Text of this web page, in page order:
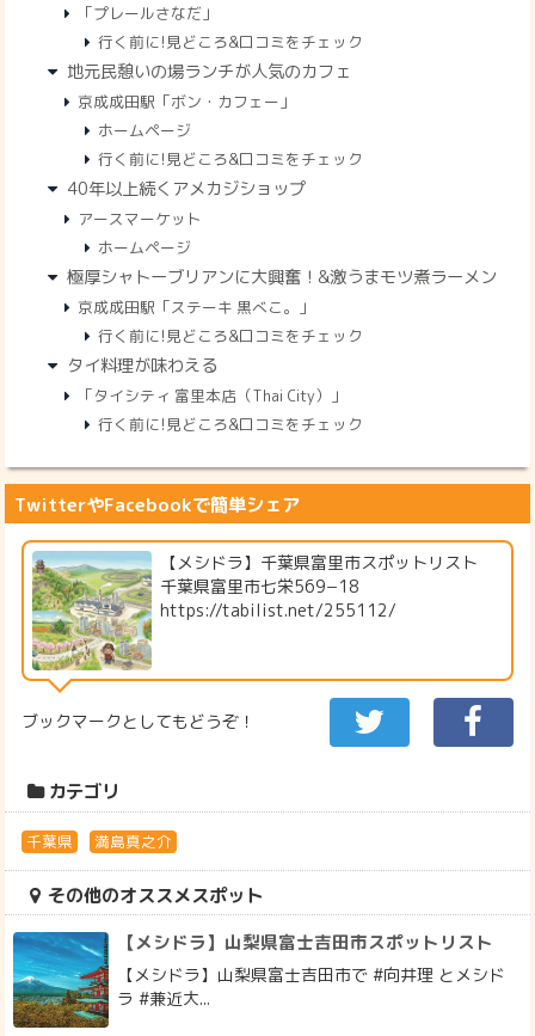
「プレールさなだ」
行く前に!見どころ&口コミをチェック
地元民憩いの場ランチが人気のカフェ
京成成田駅「ボン・カフェー」
ホームページ
行く前に!見どころ&口コミをチェック
40年以上続くアメカジショップ
アースマーケット
ホームページ
極厚シャトーブリアンに大興奮！&激うまモツ煮ラーメン
京成成田駅「ステーキ 黒べこ。」
行く前に!見どころ&口コミをチェック
タイ料理が味わえる
「タイシティ 富里本店（Thai City）」
行く前に!見どころ&口コミをチェック
TwitterやFacebookで簡単シェア
【メシドラ】千葉県富里市スポットリスト
千葉県富里市七栄569−18
https://tabilist.net/255112/
ブックマークとしてもどうぞ！
カテゴリ
千葉県 満島真之介
その他のオススメスポット
【メシドラ】山梨県富士吉田市スポットリスト
【メシドラ】山梨県富士吉田市で #向井理 とメシド
ラ #兼近大...